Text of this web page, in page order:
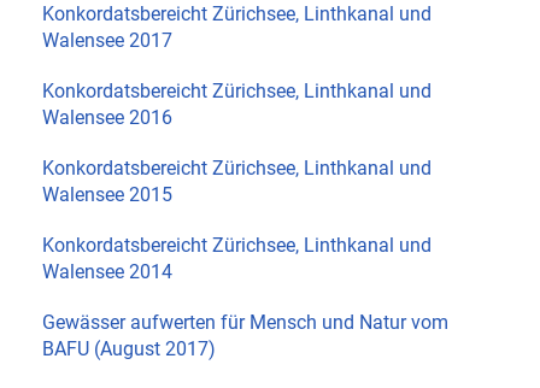
Konkordatsbereicht Zürichsee, Linthkanal und
Walensee 2017
Konkordatsbereicht Zürichsee, Linthkanal und
Walensee 2016
Konkordatsbereicht Zürichsee, Linthkanal und
Walensee 2015
Konkordatsbereicht Zürichsee, Linthkanal und
Walensee 2014
Gewässer aufwerten für Mensch und Natur vom
BAFU (August 2017)